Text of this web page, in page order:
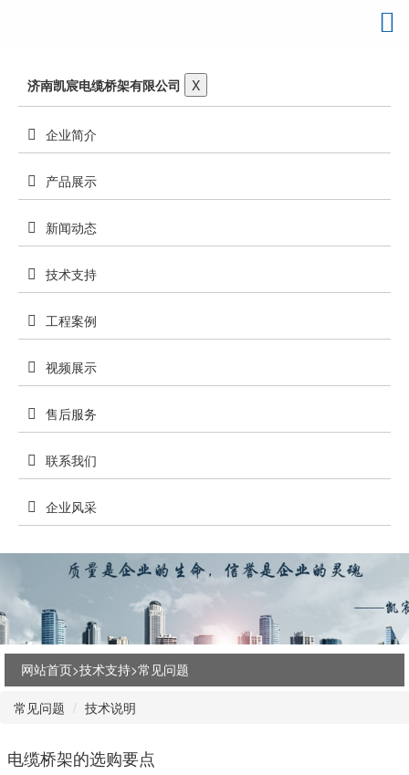
济南凯宸电缆桥架有限公司 X
企业简介
产品展示
新闻动态
技术支持
工程案例
视频展示
售后服务
联系我们
企业风采
网站首页>技术支持>常见问题
常见问题 技术说明
电缆桥架的选购要点